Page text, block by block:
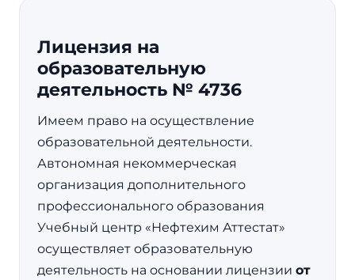
Лицензия на
образовательную
деятельность № 4736
Имеем право на осуществление
образовательной деятельности.
Автономная некоммерческая
организация дополнительного
профессионального образования
Учебный центр «Нефтехим Аттестат»
осуществляет образовательную
деятельность на основании лицензии от